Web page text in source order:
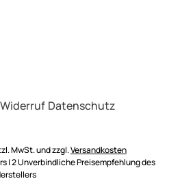
Widerruf Datenschutz
MwSt. und zzgl.Versandkosten
| 2 Unverbindliche Preisempfehlung des